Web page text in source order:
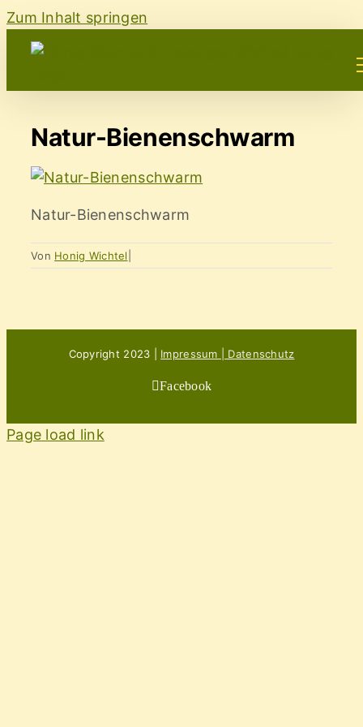
Zum Inhalt springen
Natur-Bienenschwarm
Natur-Bienenschwarm
Von Honig Wichtel
Copyright 2023 | Impressum | Datenschutz
Facebook
Page load link